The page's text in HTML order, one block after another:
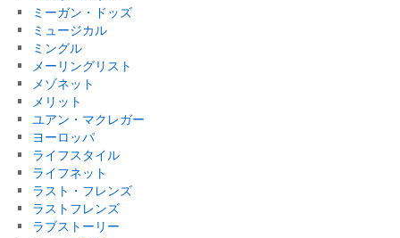
ミーガン・ドッズ
ミュージカル
ミングル
メーリングリスト
メゾネット
メリット
ユアン・マクレガー
ヨーロッパ
ライフスタイル
ライフネット
ラスト・フレンズ
ラストフレンズ
ラブストーリー